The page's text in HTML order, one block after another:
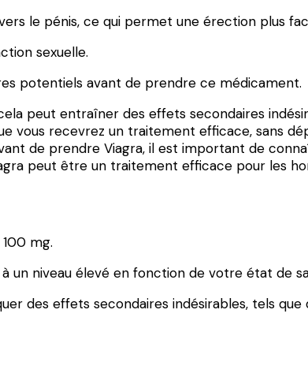
le pénis, ce qui permet une érection plus
sexuelle.
potentiels avant de prendre ce médicament.
peut entraîner des effets secondaires
vous recevrez un traitement efficace, sans
de prendre Viagra, il est important de
peut être un traitement efficace pour les
mg.
un niveau élevé en fonction de votre état de
des effets secondaires indésirables, tels que